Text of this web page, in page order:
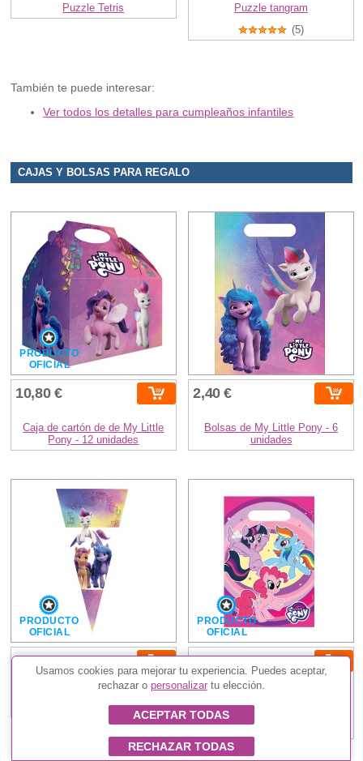
Puzzle Tetris
Puzzle tangram
(5)
También te puede interesar:
Ver todos los detalles para cumpleaños infantiles
CAJAS Y BOLSAS PARA REGALO
PRODUCTO
OFICIAL
10,80 €
Caja de cartón de de My Little
Pony - 12 unidades
2,40 €
Bolsas de My Little Pony - 6
unidades
PRODUCTO
OFICIAL
14,50 €
Bolsas de chucherías de My
little pony - 100 unidades
PRODUCTO
OFICIAL
2,20 €
fantasía - 8 unidades
Usamos cookies para mejorar tu experiencia. Puedes aceptar,
rechazar o personalizar tu elección.
ACEPTAR TODAS
RECHAZAR TODAS